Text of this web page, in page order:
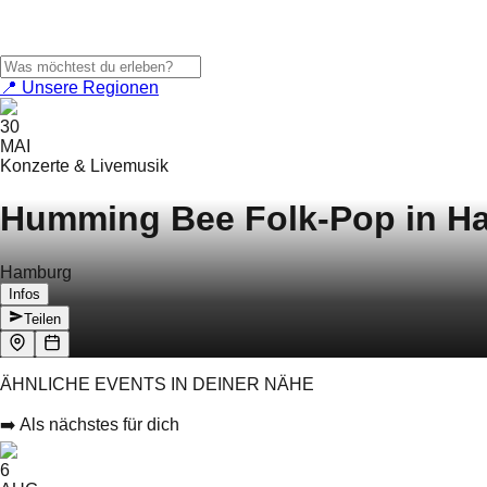
📍 Unsere Regionen
30
MAI
Konzerte & Livemusik
Humming Bee Folk-Pop in
Hamburg
Infos
Teilen
ÄHNLICHE EVENTS IN DEINER NÄHE
➡️ Als nächstes für dich
6